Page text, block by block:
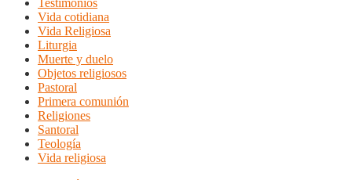
Testimonios
Vida cotidiana
Vida Religiosa
Liturgia
Muerte y duelo
Objetos religiosos
Pastoral
Primera comunión
Religiones
Santoral
Teología
Vida religiosa